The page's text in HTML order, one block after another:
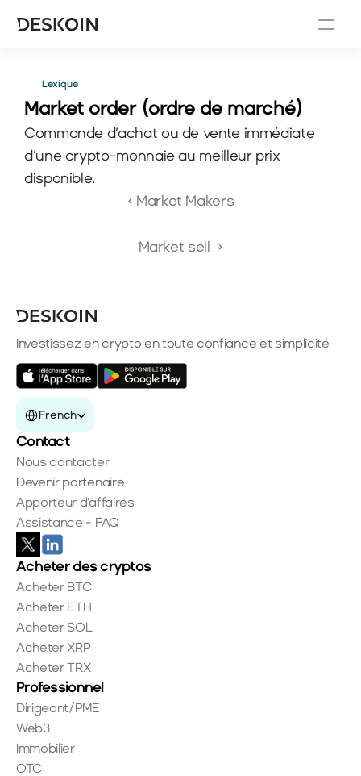
Lexique
Market order (ordre de marché)
Commande d’achat ou de vente immédiate
d’une crypto-monnaie au meilleur prix
disponible.
‹ Market Makers
Market sell  ›
Investissez en crypto en toute confiance et simplicité
Select Language
French
Contact
Nous contacter
Devenir partenaire
Apporteur d'affaires
Assistance - FAQ
Acheter des cryptos
Acheter BTC
Acheter ETH
Acheter SOL
Acheter XRP
Acheter TRX
Professionnel
Dirigeant/PME
Web3
Immobilier
OTC